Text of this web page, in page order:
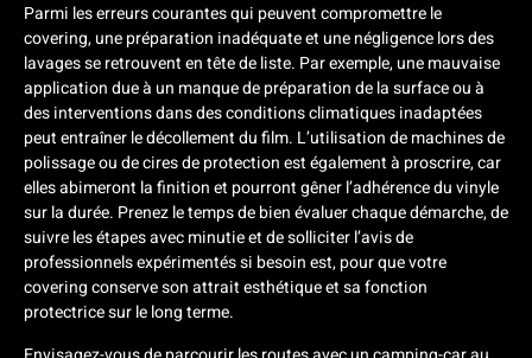
Parmi les erreurs courantes qui peuvent compromettre le
covering, une préparation inadéquate et une négligence lors des
lavages se retrouvent en tête de liste. Par exemple, une mauvaise
application due à un manque de préparation de la surface ou à
des interventions dans des conditions climatiques inadaptées
peut entraîner le décollement du film. L’utilisation de machines de
polissage ou de cires de protection est également à proscrire, car
elles abimeront la finition et pourront gêner l’adhérence du vinyle
sur la durée. Prenez le temps de bien évaluer chaque démarche, de
suivre les étapes avec minutie et de solliciter l’avis de
professionnels expérimentés si besoin est, pour que votre
covering conserve son attrait esthétique et sa fonction
protectrice sur le long terme.